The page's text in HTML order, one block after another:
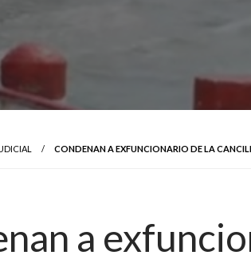
CONDENAN A EXFUNCIONARIO DE LA
a